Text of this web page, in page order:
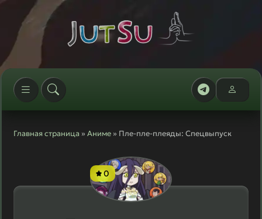
Главная страница » Аниме » Пле-пле-плеяды: Спецвыпуск
0